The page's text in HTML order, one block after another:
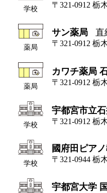
学校 〒321-0912 栃
薬局
サン薬局 直
〒321-0912 栃
薬局
カワチ薬局
〒321-0912 栃
学校
宇都宮市立
〒321-0912 栃
学校
國府田ピア
〒321-0944 栃
宇都宮大学